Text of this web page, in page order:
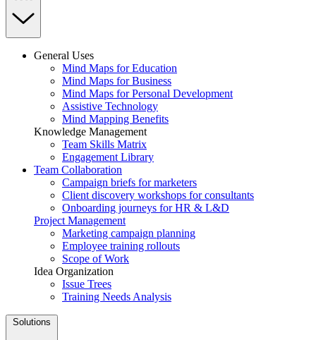
General Uses
Mind Maps for Education
Mind Maps for Business
Mind Maps for Personal Development
Assistive Technology
Mind Mapping Benefits
Knowledge Management
Team Skills Matrix
Engagement Library
Team Collaboration
Campaign briefs for marketers
Client discovery workshops for consultants
Onboarding journeys for HR & L&D
Project Management
Marketing campaign planning
Employee training rollouts
Scope of Work
Idea Organization
Issue Trees
Training Needs Analysis
Solutions